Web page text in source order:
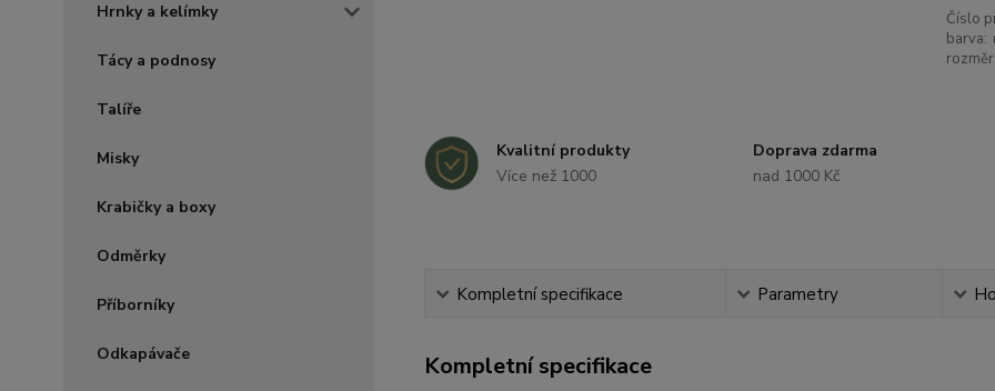
Hrnky a kelímky
Tácy a podnosy
Talíře
Misky
Krabičky a boxy
Odměrky
Příborníky
Odkapávače
Číslo
barva:
Kvalitní produkty
Více než 1000
Doprava zdarma
nad 1000 Kč
Kompletní specifikace Parametry
Kompletní specifikace